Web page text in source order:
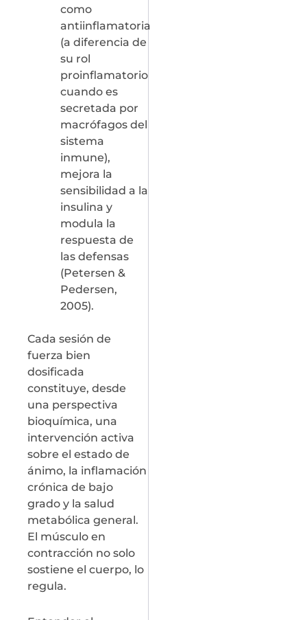
como
antiinflamatoria
(a diferencia de
su rol
proinflamatorio
cuando es
secretada por
macrófagos del
sistema
inmune),
mejora la
sensibilidad a la
insulina y
modula la
respuesta de
las defensas
(Petersen &
Pedersen,
2005).
Cada sesión de
fuerza bien
dosificada
constituye, desde
una perspectiva
bioquímica, una
intervención activa
sobre el estado de
ánimo, la inflamación
crónica de bajo
grado y la salud
metabólica general.
El músculo en
contracción no solo
sostiene el cuerpo, lo
regula.